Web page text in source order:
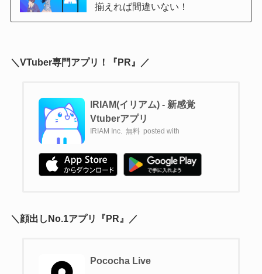
揃えれば間違いない！
＼VTuber専門アプリ！『PR』／
IRIAM(イリアム) - 新感覚
Vtuberアプリ
IRIAM Inc. 無料 posted with
＼顔出しNo.1アプリ『PR』／
Pococha Live